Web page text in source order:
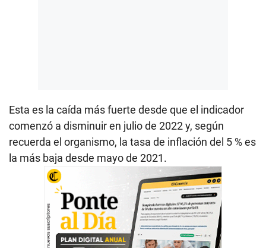
Esta es la caída más fuerte desde que el indicador
comenzó a disminuir en julio de 2022 y, según
recuerda el organismo, la tasa de inflación del 5 % es
la más baja desde mayo de 2021.